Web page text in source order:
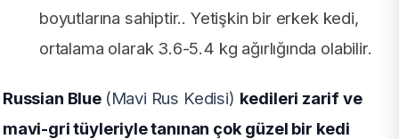
boyutlarına sahiptir.. Yetişkin bir erkek kedi,
ortalama olarak 3.6-5.4 kg ağırlığında olabilir.
Russian Blue (Mavi Rus Kedisi) kedileri zarif ve
mavi-gri tüyleriyle tanınan çok güzel bir kedi